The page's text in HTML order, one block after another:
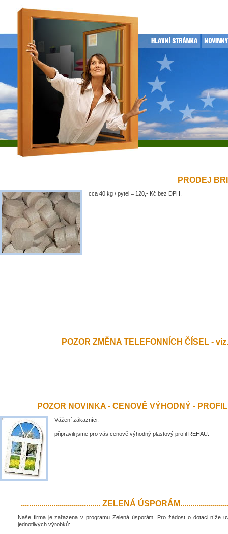
PRODEJ
cca 40 kg / pytel = 120,- Kč bez DPH,
POZOR ZMĚNA TELEFONNÍCH ČÍSEL -
POZOR NOVINKA - CENOVĚ VÝHODNÝ -
Vážení zákazníci,
připravili jsme pro vás cenově výhodný plastový profil REHAU.
....................................... ZELENÁ
Naše firma je zařazena v programu Zelená úsporám. Pro žádost o dotaci níže
jednotlivých výrobků: